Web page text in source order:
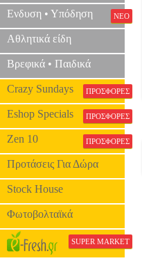
Ενδυση • Υπόδηση ΝΕΟ
Αθλητικά είδη
Βρεφικά • Παιδικά
Crazy Sundays ΠΡΟΣΦΟΡΕΣ
Eshop Specials ΠΡΟΣΦΟΡΕΣ
Zen 10 ΠΡΟΣΦΟΡΕΣ
Προτάσεις Για Δώρα
Stock House
Φωτοβολταϊκά
SUPER MARKET